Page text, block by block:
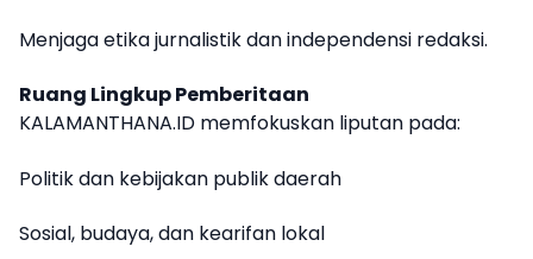
Menjaga etika jurnalistik dan independensi redaksi.
Ruang Lingkup Pemberitaan
KALAMANTHANA.ID memfokuskan liputan pada:
Politik dan kebijakan publik daerah
Sosial, budaya, dan kearifan lokal